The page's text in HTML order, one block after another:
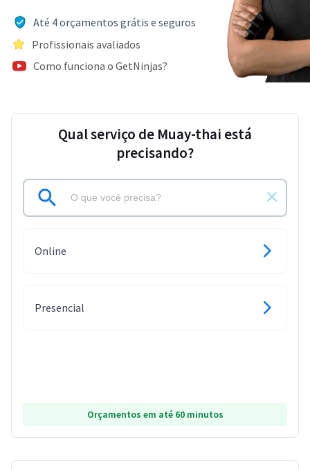
Até 4 orçamentos grátis e seguros
Profissionais avaliados
Como funciona o GetNinjas?
Qual serviço de Muay-thai está
precisando?
Online
Presencial
Orçamentos em até 60 minutos